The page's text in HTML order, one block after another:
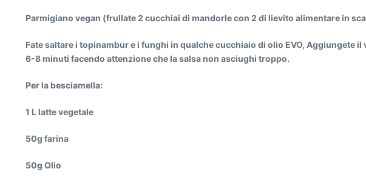
Parmigiano vegan (frullate 2 cucchiai di mandorle con 2 di lievito alimentare in
Fate saltare i topinambur e i funghi in qualche cucchiaio di olio EVO, Aggiungete
6-8 minuti facendo attenzione che la salsa non asciughi troppo.
Per la besciamella:
1 L latte vegetale
50g farina
50g Olio